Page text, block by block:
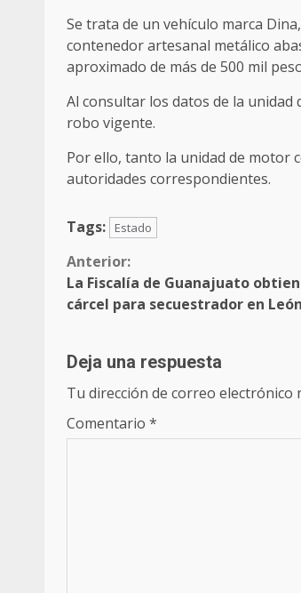
Se trata de un vehículo marca
contenedor artesanal metálico
aproximado de más de 500 mil
Al consultar los datos de la
robo vigente.
Por ello, tanto la unidad de motor
autoridades correspondientes.
Tags: Estado
Sigue
leyendo
Anterior:
La Fiscalía de Guanajuato
cárcel para secuestrador en León
Deja una respuesta
Tu dirección de correo electrónico
Comentario *